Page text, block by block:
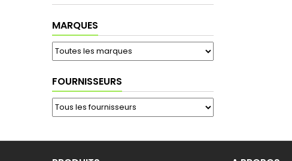
MARQUES
FOURNISSEURS